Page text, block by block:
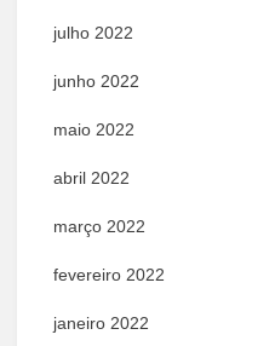
julho 2022
junho 2022
maio 2022
abril 2022
março 2022
fevereiro 2022
janeiro 2022